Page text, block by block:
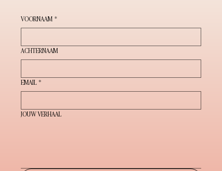
VOORNAAM *
ACHTERNAAM
EMAIL *
JOUW VERHAAL